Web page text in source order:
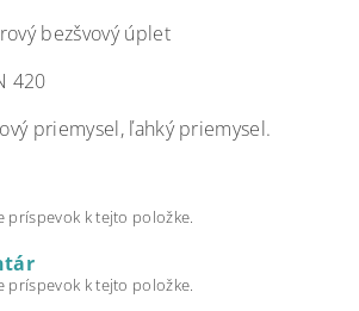
bezšvový úplet
420
priemysel, ľahký priemysel.
príspevok k tejto položke.
príspevok k tejto položke.